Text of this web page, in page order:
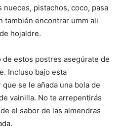
pistachos, coco, pasa
también encontrar umm ali
hojaldre.
de estos postres asegúrate de
Incluso bajo esta
se le añada una bola de
vainilla. No te arrepentirás
el sabor de las almendras